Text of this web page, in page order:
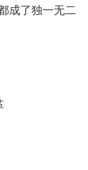
成了独一无二